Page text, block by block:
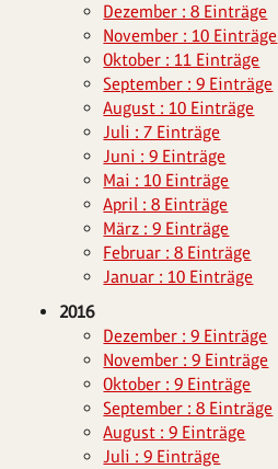
Dezember : 8 Einträge
November : 10 Einträge
Oktober : 11 Einträge
September : 9 Einträge
August : 10 Einträge
Juli : 7 Einträge
Juni : 9 Einträge
Mai : 10 Einträge
April : 8 Einträge
März : 9 Einträge
Februar : 8 Einträge
Januar : 10 Einträge
2016
Dezember : 9 Einträge
November : 9 Einträge
Oktober : 9 Einträge
September : 8 Einträge
August : 9 Einträge
Juli : 9 Einträge